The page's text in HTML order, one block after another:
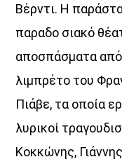
Βέρντι. Η
παραδο σιακό
αποσπάσματα
λιμπρέτο του
Πιάβε, τα οποία
λυρικοί
Κοκκώνης,